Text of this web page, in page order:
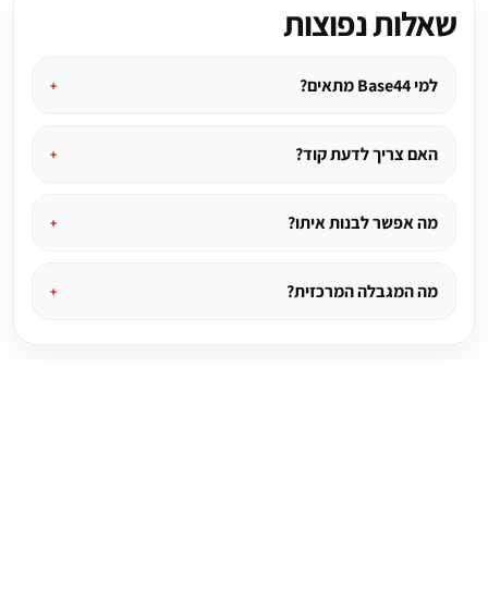
שאלות נפוצות
למי Base44 מתאים?
האם צריך לדעת קוד?
מה אפשר לבנות איתו?
מה המגבלה המרכזית?